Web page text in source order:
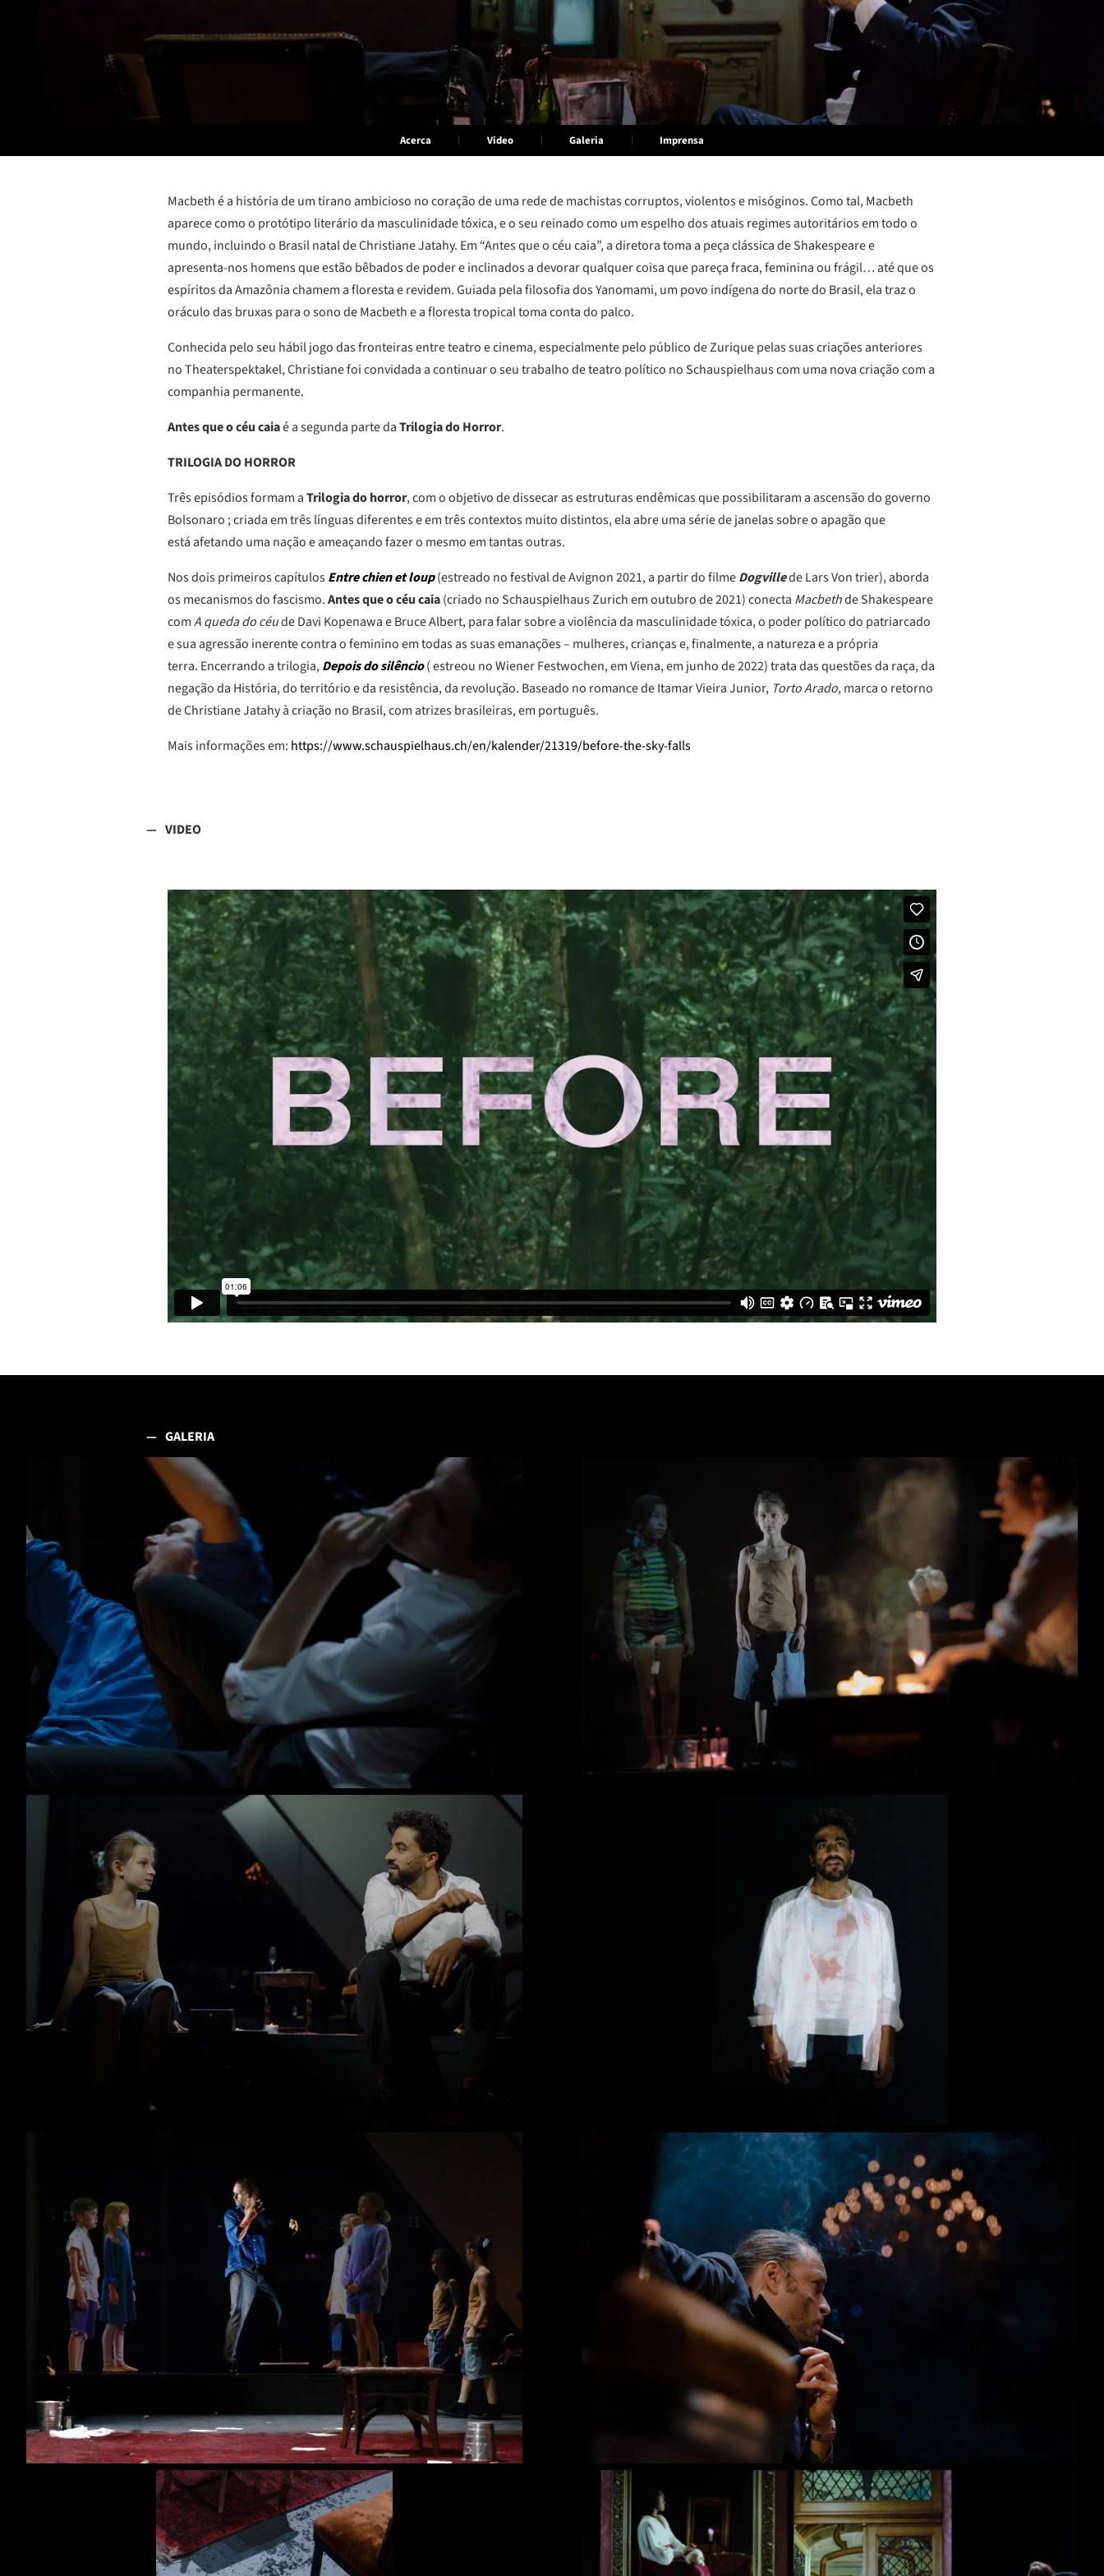
Acerca Video Galeria Imprensa
Macbeth é a história de um tirano ambicioso no coração de uma rede de machistas corruptos, violentos e misóginos. Como tal, Macbeth
aparece como o protótipo literário da masculinidade tóxica, e o seu reinado como um espelho dos atuais regimes autoritários em todo o
mundo, incluindo o Brasil natal de Christiane Jatahy. Em “Antes que o céu caia”, a diretora toma a peça clássica de Shakespeare e
apresenta-nos homens que estão bêbados de poder e inclinados a devorar qualquer coisa que pareça fraca, feminina ou frágil… até que os
espíritos da Amazônia chamem a floresta e revidem. Guiada pela filosofia dos Yanomami, um povo indígena do norte do Brasil, ela traz o
oráculo das bruxas para o sono de Macbeth e a floresta tropical toma conta do palco.
Conhecida pelo seu hábil jogo das fronteiras entre teatro e cinema, especialmente pelo público de Zurique pelas suas criações anteriores
no Theaterspektakel, Christiane foi convidada a continuar o seu trabalho de teatro político no Schauspielhaus com uma nova criação com a
companhia permanente.
Antes que o céu caiaé a segunda parte daTrilogia do Horror.
TRILOGIA DO HORROR
Três episódios formam aTrilogia do horror, com o objetivo de dissecar as estruturas endêmicas que possibilitaram a ascensão do governo
Bolsonaro ; criada em três línguas diferentes e em três contextos muito distintos, ela abre uma série de janelas sobre o apagão que
está afetando uma nação e ameaçando fazer o mesmo em tantas outras.
Nos dois primeiros capítulosEntre chien et loup(estreado no festival de Avignon 2021, a partir do filmeDogvillede Lars Von trier), aborda
os mecanismos do fascismo.Antes que o céu caia(criado no Schauspielhaus Zurich em outubro de 2021) conecta Macbethde Shakespeare
comA queda do céude Davi Kopenawa e Bruce Albert, para falar sobre a violência da masculinidade tóxica, o poder político do patriarcado
e sua agressão inerente contra o feminino em todas as suas emanações – mulheres, crianças e, finalmente, a natureza e a própria
terra. Encerrando a trilogia,Depois do silêncio( estreou no Wiener Festwochen, em Viena, em junho de 2022) trata das questões da raça, da
negação da História, do território e da resistência, da revolução. Baseado no romance de Itamar Vieira Junior, Torto Arado, marca o retorno
de Christiane Jatahy à criação no Brasil, com atrizes brasileiras, em português.
Mais informações em: https://www.schauspielhaus.ch/en/kalender/21319/before-the-sky-falls
VIDEO
GALERIA